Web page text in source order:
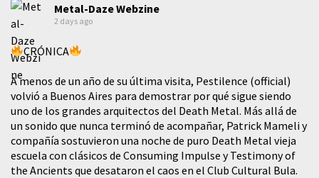
Metal-Daze Webzine
2 days ago
CRÓNICA
A menos de un año de su última visita, Pestilence (official)
volvió a Buenos Aires para demostrar por qué sigue siendo
uno de los grandes arquitectos del Death Metal. Más allá de
un sonido que nunca terminó de acompañar, Patrick Mameli y
compañía sostuvieron una noche de puro Death Metal vieja
escuela con clásicos de Consuming Impulse y Testimony of
the Ancients que desataron el caos en el Club Cultural Bula.